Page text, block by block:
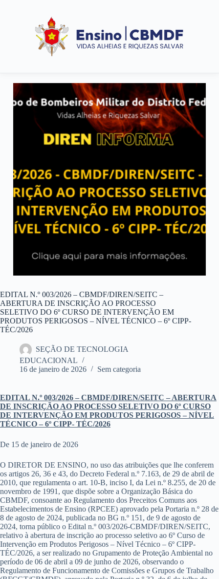
EDITAL N.º 003/2026 – CBMDF/DIREN/SEITC –
ABERTURA DE INSCRIÇÃO AO PROCESSO
SELETIVO DO 6º CURSO DE INTERVENÇÃO EM
PRODUTOS PERIGOSOS – NÍVEL TÉCNICO – 6º CIPP-
TÉC/2026
SEÇÃO DE TECNOLOGIA
EDUCACIONAL
16 de janeiro de 2026
Sem categoria
EDITAL N.º 003/2026 – CBMDF/DIREN/SEITC – ABERTURA
DE INSCRIÇÃO AO PROCESSO SELETIVO DO 6º CURSO
DE INTERVENÇÃO EM PRODUTOS PERIGOSOS – NÍVEL
TÉCNICO – 6º CIPP- TÉC/2026
De 15 de janeiro de 2026
O DIRETOR DE ENSINO, no uso das atribuições que lhe conferem
os artigos 26, 36 e 43, do Decreto Federal n.º 7.163, de 29 de abril de
2010, que regulamenta o art. 10-B, inciso I, da Lei n.º 8.255, de 20 de
novembro de 1991, que dispõe sobre a Organização Básica do
CBMDF, consoante ao Regulamento dos Preceitos Comuns aos
Estabelecimentos de Ensino (RPCEE) aprovado pela Portaria n.º 28 de
8 de agosto de 2024, publicada no BG n.º 151, de 9 de agosto de
2024, torna público o Edital n.º 003/2026-CBMDF/DIREN/SEITC,
relativo à abertura de inscrição ao processo seletivo ao 6º Curso de
Intervenção em Produtos Perigosos – Nível Técnico – 6º CIPP-
TÉC/2026, a ser realizado no Grupamento de Proteção Ambiental no
período de 06 de abril a 09 de junho de 2026, observando o
Regulamento de Funcionamento de Comissões e Grupos de Trabalho